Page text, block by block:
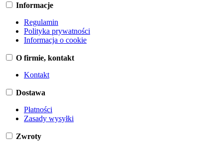
Informacje
Regulamin
Polityka prywatności
Informacja o cookie
O firmie, kontakt
Kontakt
Dostawa
Płatności
Zasady wysyłki
Zwroty